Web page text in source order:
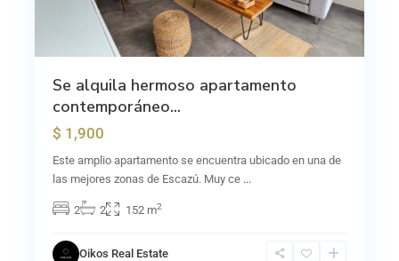
Se alquila hermoso apartamento
contemporáneo...
$ 1,900
Este amplio apartamento se encuentra ubicado en una de
las mejores zonas de Escazú. Muy ce ...
2 2 152 m2
Oikos Real Estate